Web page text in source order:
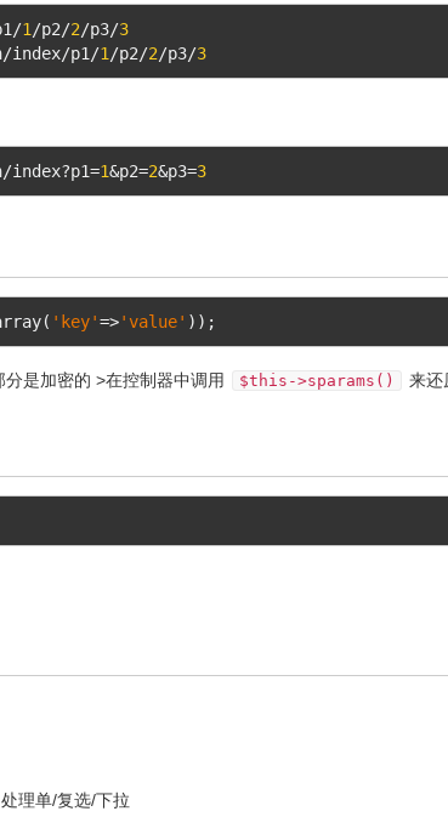
/1 /p2/2/p3/3
/index/p1 /1 /p2/2/p3/3
/index?p1=1&p2=2&p3=3
( 'key'=>'value' ));
分是加密的 >在控制器中调用 $this->sparams() 来还
处理单/复选/下拉